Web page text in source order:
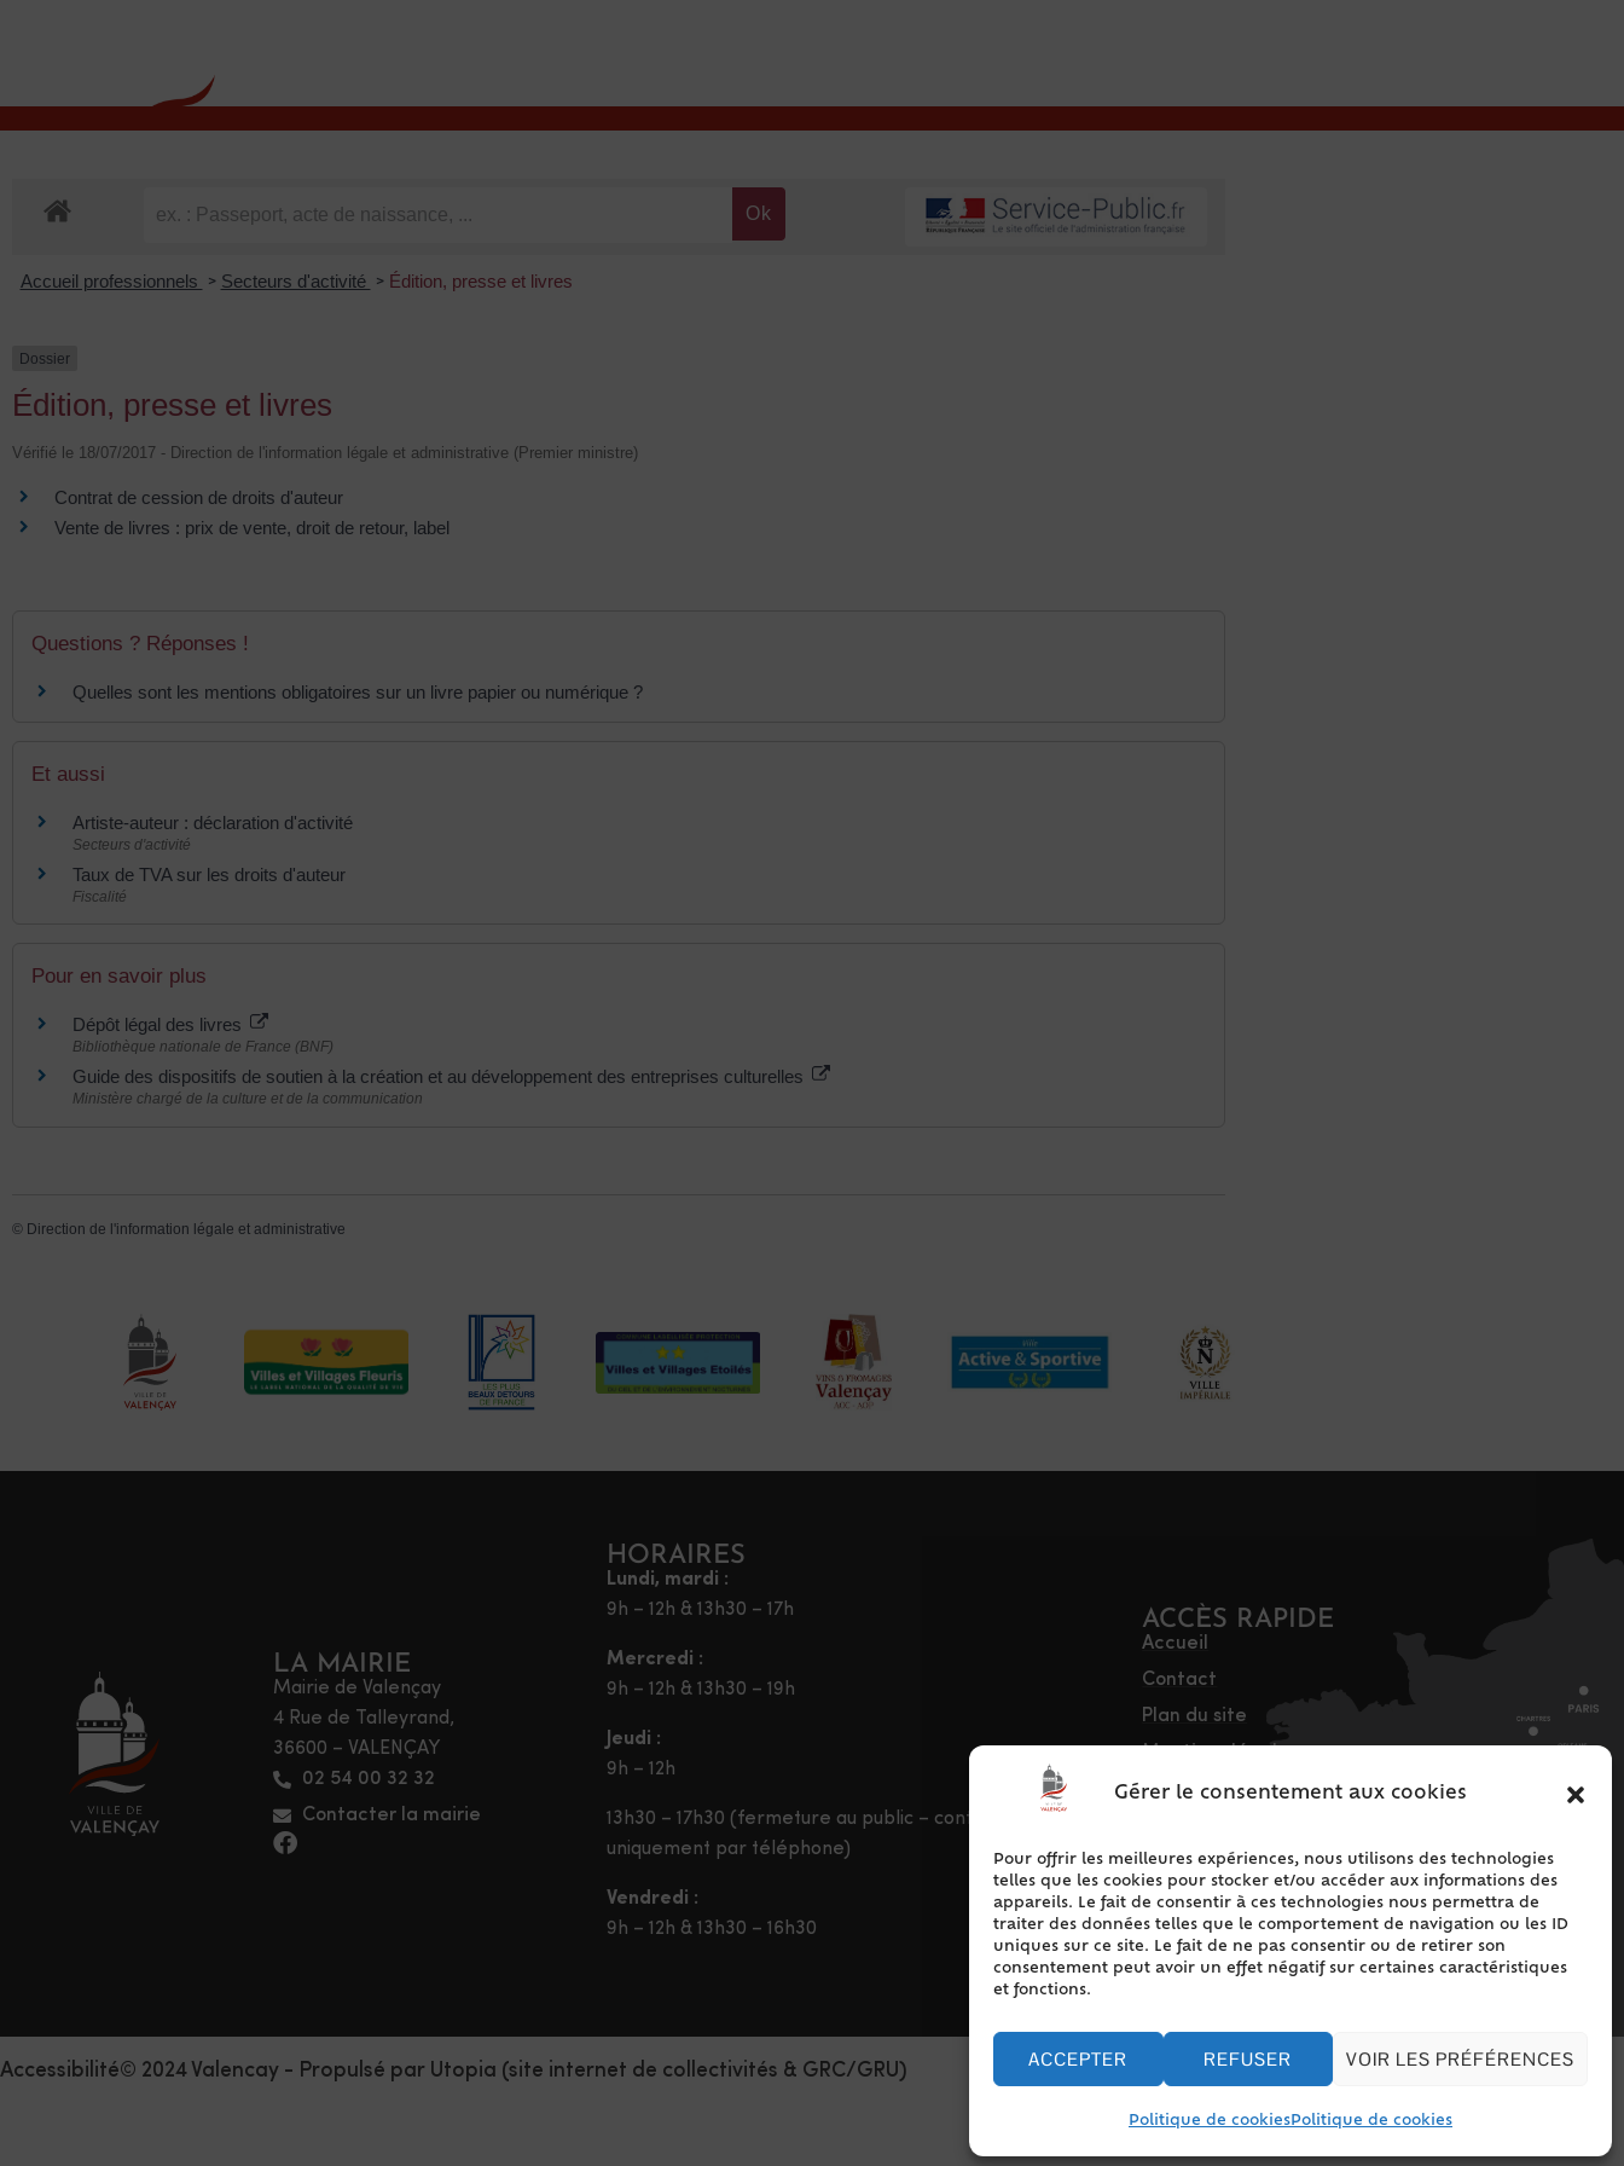
Gérer le consentement aux cookies
Pour offrir les meilleures expériences, nous utilisons des technologies
telles que les cookies pour stocker et/ou accéder aux informations des
appareils. Le fait de consentir à ces technologies nous permettra de
traiter des données telles que le comportement de navigation ou les ID
uniques sur ce site. Le fait de ne pas consentir ou de retirer son
consentement peut avoir un effet négatif sur certaines caractéristiques
et fonctions.
ACCEPTER REFUSER VOIR LES PRÉFÉRENCES
Politique de cookiesPolitique de cookies
Accueil professionnels > Secteurs d'activité > Édition, presse et livres
Dossier
Édition, presse et livres
Vérifié le 18/07/2017 - Direction de l'information légale et administrative (Premier ministre)
Contrat de cession de droits d'auteur
Vente de livres : prix de vente, droit de retour, label
Questions ? Réponses !
Quelles sont les mentions obligatoires sur un livre papier ou numérique ?
Et aussi
Artiste-auteur : déclaration d'activité
Secteurs d'activité
Taux de TVA sur les droits d'auteur
Fiscalité
Pour en savoir plus
Dépôt légal des livres
Bibliothèque nationale de France (BNF)
Guide des dispositifs de soutien à la création et au développement des entreprises culturelles
Ministère chargé de la culture et de la communication
© Direction de l'information légale et administrative
LA MAIRIE
Mairie de Valençay
4 Rue de Talleyrand,
36600 – VALENÇAY
02 54 00 32 32
Contacter la mairie
HORAIRES
Lundi, mardi :
9h – 12h & 13h30 – 17h
Mercredi :
9h – 12h & 13h30 – 19h
Jeudi :
9h – 12h
13h30 – 17h30 (fermeture au public – contact
uniquement par téléphone)
Vendredi :
9h – 12h & 13h30 – 16h30
ACCÈS RAPIDE
Accueil
Contact
Plan du site
Mentions légales
Traitement des
Politique de cookies
(UE)
Accessibilité© 2024 Valencay - Propulsé par Utopia (site internet de collectivités & GRC/GRU)